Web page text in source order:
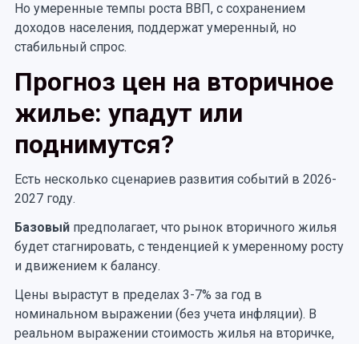
Но умеренные темпы роста ВВП, с сохранением
доходов населения, поддержат умеренный, но
стабильный спрос.
Прогноз цен на вторичное
жилье: упадут или
поднимутся?
Есть несколько сценариев развития событий в 2026-
2027 году.
Базовыйпредполагает, что рынок вторичного жилья
будет стагнировать, с тенденцией к умеренному росту
и движением к балансу.
Цены вырастут в пределах 3-7% за год в
номинальном выражении (без учета инфляции). В
реальном выражении стоимость жилья на вторичке,